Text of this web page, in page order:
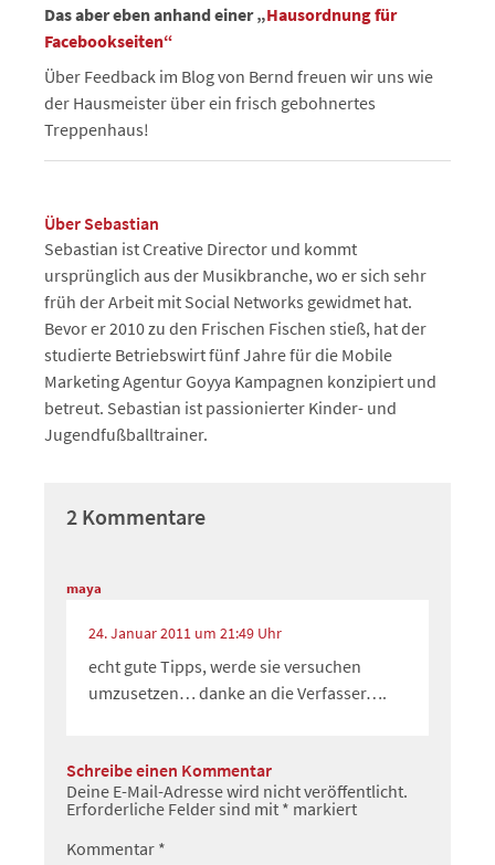
Das aber eben anhand einer „Hausordnung für
Facebookseiten“
Über Feedback im Blog von Bernd freuen wir uns wie
der Hausmeister über ein frisch gebohnertes
Treppenhaus!
Über Sebastian
Sebastian ist Creative Director und kommt
ursprünglich aus der Musikbranche, wo er sich sehr
früh der Arbeit mit Social Networks gewidmet hat.
Bevor er 2010 zu den Frischen Fischen stieß, hat der
studierte Betriebswirt fünf Jahre für die Mobile
Marketing Agentur Goyya Kampagnen konzipiert und
betreut. Sebastian ist passionierter Kinder- und
Jugendfußballtrainer.
2 Kommentare
maya
24. Januar 2011 um 21:49 Uhr
echt gute Tipps, werde sie versuchen
umzusetzen… danke an die Verfasser….
Schreibe einen Kommentar
Deine E-Mail-Adresse wird nicht veröffentlicht.
Erforderliche Felder sind mit * markiert
Kommentar *